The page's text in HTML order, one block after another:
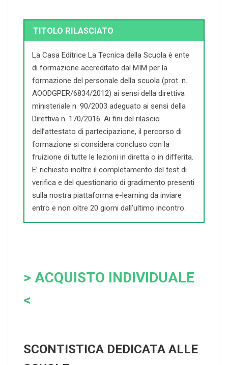
TITOLO RILASCIATO
La Casa Editrice La Tecnica della Scuola è ente
di formazione accreditato dal MIM per la
formazione del personale della scuola (prot. n.
AOODGPER/6834/2012) ai sensi della direttiva
ministeriale n. 90/2003 adeguato ai sensi della
Direttiva n. 170/2016. Ai fini del rilascio
dell’attestato di partecipazione, il percorso di
formazione si considera concluso con la
fruizione di tutte le lezioni in diretta o in differita.
E’ richiesto inoltre il completamento del test di
verifica e del questionario di gradimento presenti
sulla nostra piattaforma e-learning da inviare
entro e non oltre 20 giorni dall’ultimo incontro.
> ACQUISTO INDIVIDUALE
<
SCONTISTICA DEDICATA ALLE